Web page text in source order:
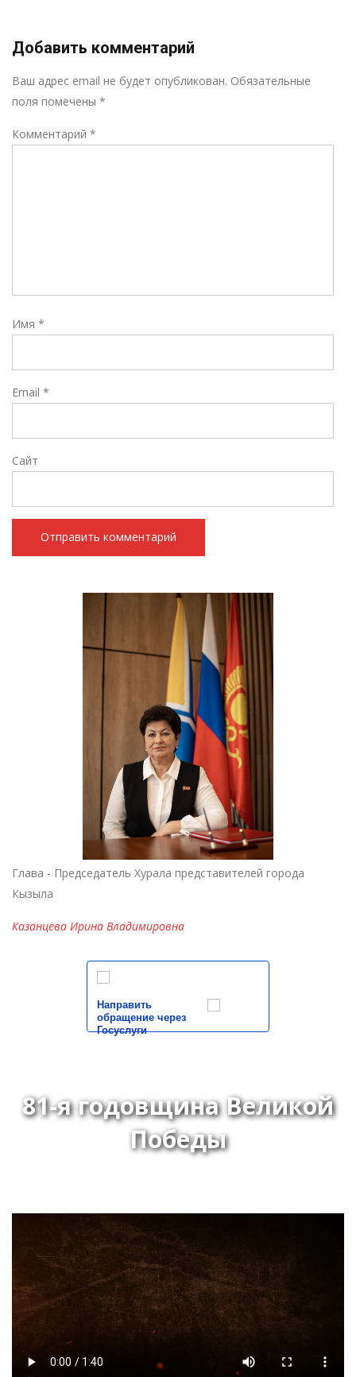
Добавить комментарий
Ваш адрес email не будет опубликован. Обязательные
поля помечены *
Комментарий *
Имя *
Email *
Сайт
Глава - Председатель Хурала представителей города
Кызыла
Казанцева Ирина Владимировна
Направить
обращение через
Госуслуги
81-я годовщина Великой
Победы